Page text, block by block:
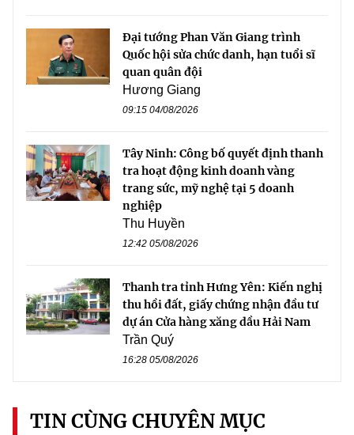
Đại tướng Phan Văn Giang trình
Quốc hội sửa chức danh, hạn tuổi sĩ
quan quân đội
Hương Giang
09:15 04/08/2026
Tây Ninh: Công bố quyết định thanh
tra hoạt động kinh doanh vàng
trang sức, mỹ nghệ tại 5 doanh
nghiệp
Thu Huyền
12:42 05/08/2026
Thanh tra tỉnh Hưng Yên: Kiến nghị
thu hồi đất, giấy chứng nhận đầu tư
dự án Cửa hàng xăng dầu Hải Nam
Trần Quý
16:28 05/08/2026
TIN CÙNG CHUYÊN MỤC